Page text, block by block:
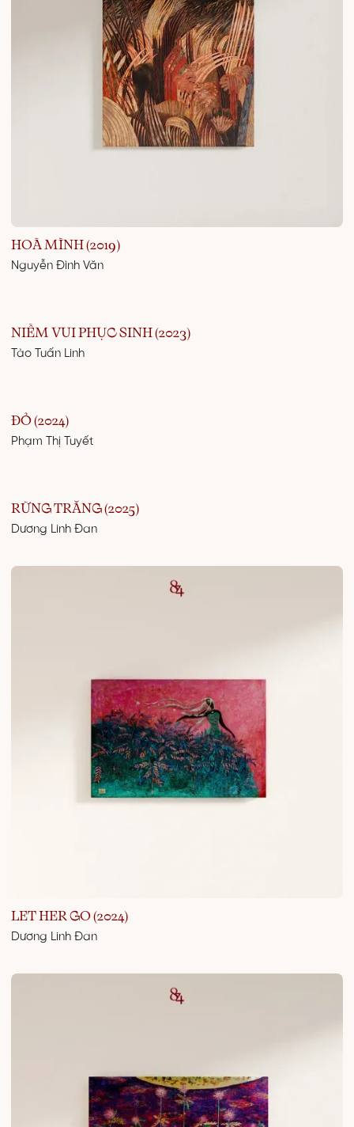
HOÀ MÌNH (2019)
Nguyễn Đình Văn
NIỀM VUI PHỤC SINH (2023)
Tào Tuấn Linh
ĐỎ (2024)
Phạm Thị Tuyết
RỪNG TRĂNG (2025)
Dương Linh Đan
LET HER GO (2024)
Dương Linh Đan